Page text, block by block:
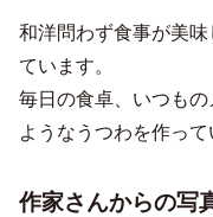
和洋問わず食事が美
ています。
毎日の食卓、いつも
ようなうつわを作って
作家さんからの写